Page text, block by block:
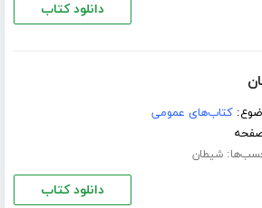
دانلود کتاب
کتاب‌های عمومی
شیطان
دانلود کتاب